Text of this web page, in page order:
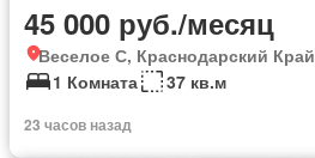
45 000 руб./месяц
Веселое С, Краснодарский Край
1 Комната
37 кв.м
23 часов назад